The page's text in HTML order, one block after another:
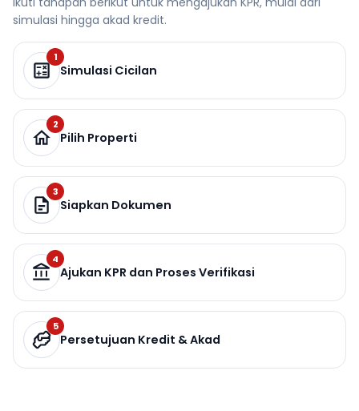
simulasi hingga akad kredit.
1
Simulasi Cicilan
2
Pilih Properti
3
Siapkan Dokumen
4
Ajukan KPR dan Proses Verifikasi
5
Persetujuan Kredit & Akad